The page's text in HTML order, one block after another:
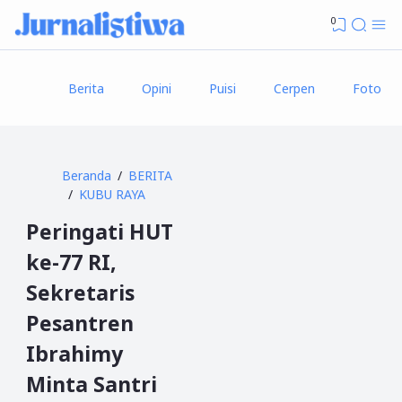
0
Berita Opini Puisi Cerpen Foto
Beranda
BERITA
KUBU RAYA
Peringati HUT
ke-77 RI,
Sekretaris
Pesantren
Ibrahimy
Minta Santri